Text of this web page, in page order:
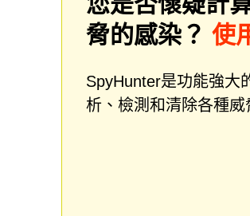
脅的感染？ 使
SpyHunter是功能強大
析、檢測和清除各種威